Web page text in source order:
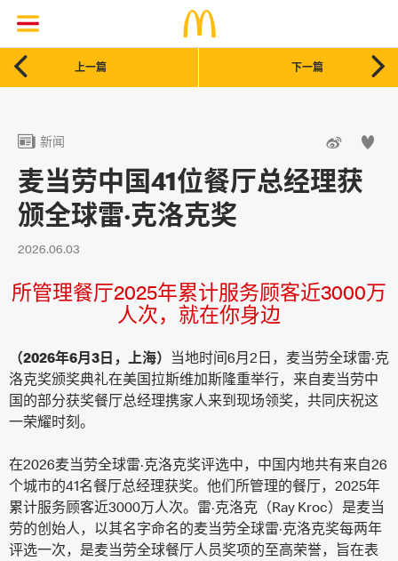
 上一篇 
下一篇
 新闻  
麦当劳中国41位餐厅总经理获
颁全球雷·克洛克奖
2026.06.03
所管理餐厅2025年累计服务顾客近3000万
人次，就在你身边
（2026年6月3日，上海） 当地时间6月2日，麦当劳全球雷·克
洛克奖颁奖典礼在美国拉斯维加斯隆重举行，来自麦当劳中
国的部分获奖餐厅总经理携家人来到现场领奖，共同庆祝这
一荣耀时刻。
在2026麦当劳全球雷·克洛克奖评选中，中国内地共有来自26
个城市的41名餐厅总经理获奖。他们所管理的餐厅，2025年
累计服务顾客近3000万人次。雷·克洛克（Ray Kroc）是麦当
劳的创始人，以其名字命名的麦当劳全球雷·克洛克奖每两年
评选一次，是麦当劳全球餐厅人员奖项的至高荣誉，旨在表